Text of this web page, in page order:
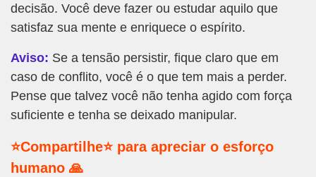
decisão. Você deve fazer ou estudar aquilo que
satisfaz sua mente e enriquece o espírito.
Aviso: Se a tensão persistir, fique claro que em
caso de conflito, você é o que tem mais a perder.
Pense que talvez você não tenha agido com força
suficiente e tenha se deixado manipular.
⭐Compartilhe⭐ para apreciar o esforço
humano 🙏